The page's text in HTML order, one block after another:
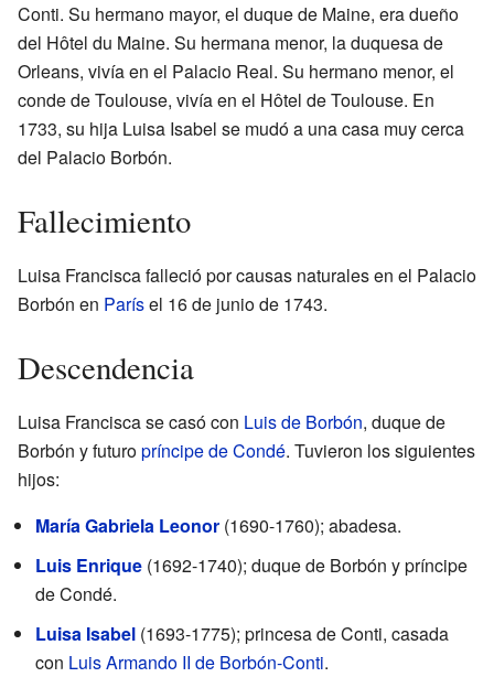
Conti. Su hermano mayor, el duque de Maine, era dueño
del Hôtel du Maine. Su hermana menor, la duquesa de
Orleans, vivía en el Palacio Real. Su hermano menor, el
conde de Toulouse, vivía en el Hôtel de Toulouse. En
1733, su hija Luisa Isabel se mudó a una casa muy cerca
del Palacio Borbón.
Fallecimiento
Luisa Francisca falleció por causas naturales en el Palacio
Borbón en Parísel 16 de junio de 1743.
Descendencia
Luisa Francisca se casó con Luis de Borbón, duque de
Borbón y futuropríncipe de Condé. Tuvieron los siguientes
hijos:
María Gabriela Leonor (1690-1760); abadesa.
Luis Enrique (1692-1740); duque de Borbón y príncipe
de Condé.
Luisa Isabel (1693-1775); princesa de Conti, casada
con Luis Armando II de Borbón-Conti.